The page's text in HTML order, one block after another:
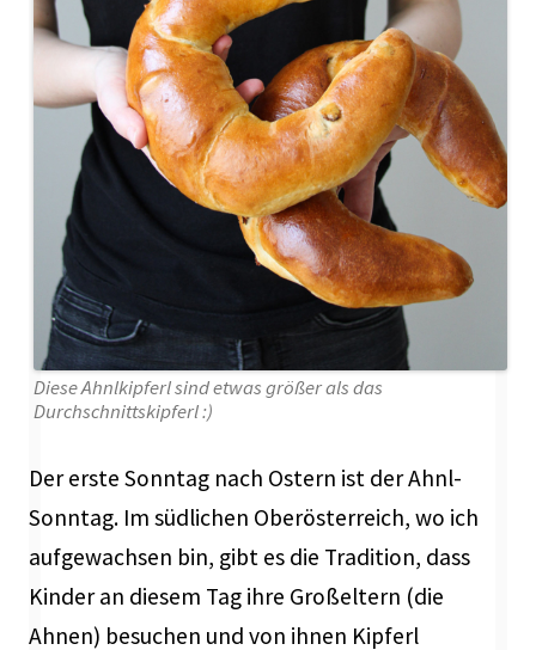
Diese Ahnlkipferl sind etwas größer als das
Durchschnittskipferl :)
Der erste Sonntag nach Ostern ist der Ahnl-
Sonntag. Im südlichen Oberösterreich, wo ich
aufgewachsen bin, gibt es die Tradition, dass
Kinder an diesem Tag ihre Großeltern (die
Ahnen) besuchen und von ihnen Kipferl